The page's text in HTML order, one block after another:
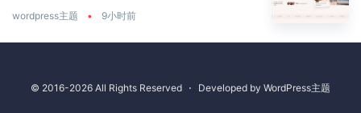
wordpress主题 • 9小时前
© 2016-2026 All Rights Reserved ⋅ Developed by WordPress主题